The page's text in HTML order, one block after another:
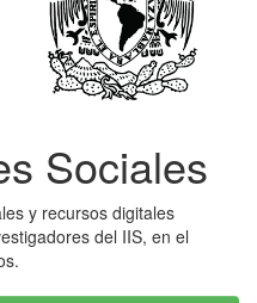
Sociales
y recursos digitales
del IIS, en el